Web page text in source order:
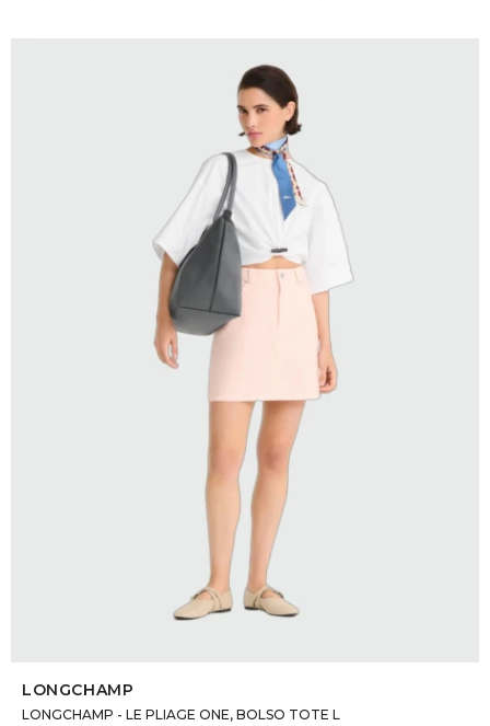
LONGCHAMP
LONGCHAMP - LE PLIAGE ONE, BOLSO TOTE L